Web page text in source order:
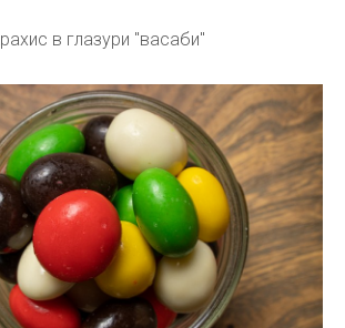
в глазури "васаби"